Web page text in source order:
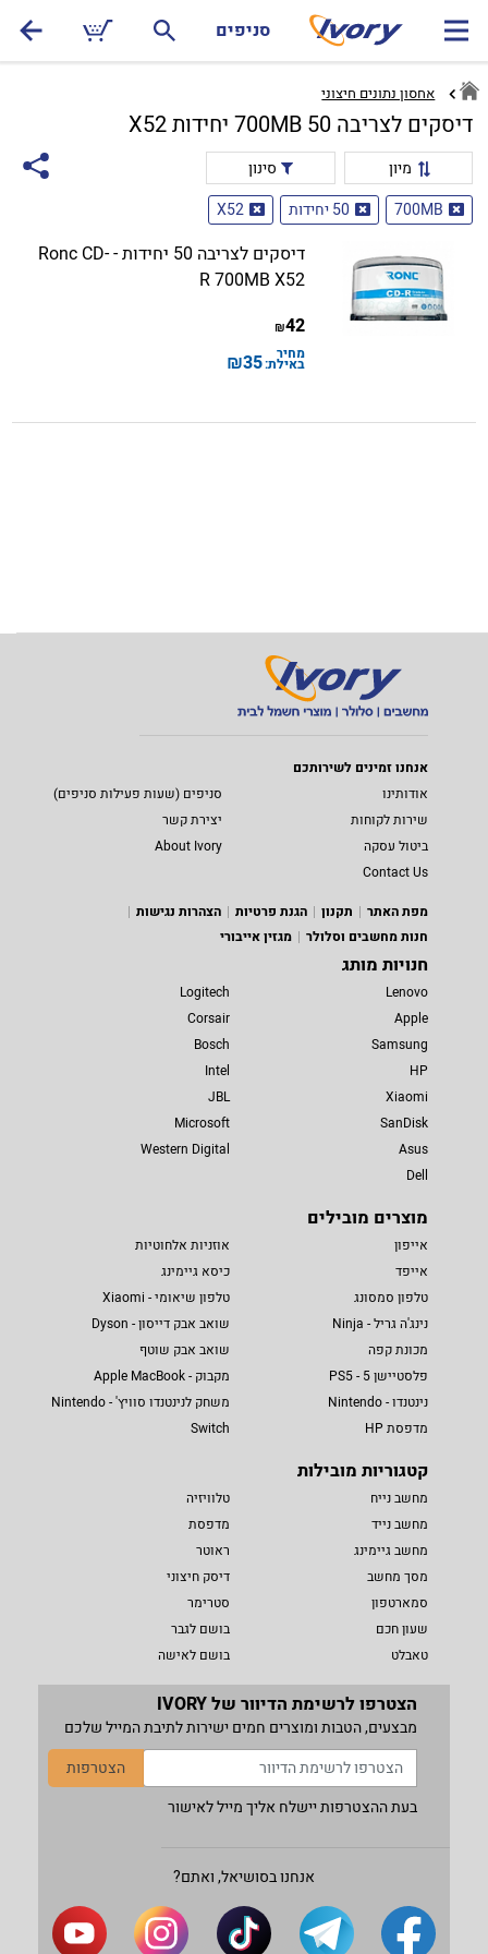
סניפים
אחסון נתונים חיצוני
דיסקים לצריבה 700MB 50 יחידות X52
מיון
סינון
700MB
50 יחידות X52
דיסקים לצריבה 50 יחידות - Ronc CD-
R 700MB X52
42
₪
מחיר
באילת:35
₪
אנחנו זמינים לשירותכם
אודותינו
סניפים (שעות פעילות סניפים)
שירות לקוחות
יצירת קשר
ביטול עסקה
About Ivory
Contact Us
מפת האתר
תקנון הגנת פרטיות
הצהרות נגישות
חנות מחשבים וסלולר
מגזין אייבורי
חנויות מותג
Lenovo
Apple
Samsung
HP
Xiaomi
SanDisk
Asus
Dell
Logitech
Corsair
Bosch
Intel
JBL
Microsoft
Western Digital
מוצרים מובילים
אייפון
אייפד
טלפון סמסונג
נינג'ה גריל - Ninja
מכונת קפה
פלסטיישן 5 - PS5
נינטנדו - Nintendo
מדפסת HP
אוזניות אלחוטיות
כיסא גיימינג
טלפון שיאומי - Xiaomi
שואב אבק דייסון - Dyson
שואב אבק שוטף
מקבוק - Apple MacBook
משחק לנינטנדו סוויץ' - Nintendo
Switch
קטגוריות מובילות
מחשב נייח
מחשב נייד
מחשב גיימינג
מסך מחשב
סמארטפון
שעון חכם
טאבלט
טלוויזיה
מדפסת
ראוטר
דיסק חיצוני
סטרימר
בושם לגבר
בושם לאישה
הצטרפו לרשימת הדיוור של IVORY
מבצעים, הטבות ומוצרים חמים ישירות לתיבת המייל שלכם
הצטרפות
בעת ההצטרפות יישלח אליך מייל לאישור
אנחנו בסושיאל, ואתם?